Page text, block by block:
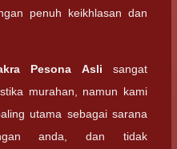
penuh keikhlasan dan
Pesona Asli sangat
murahan, namun kami
utama sebagai sarana
anda, dan tidak